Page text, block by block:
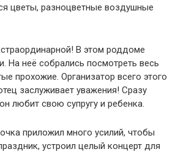
цветы, разноцветные воздушные
В этом роддоме
На неё собрались посмотреть весь
прохожие. Организатор всего этого
заслуживает уважения! Сразу
любит свою супругу и ребенка.
приложил много усилий, чтобы
устроил целый концерт для